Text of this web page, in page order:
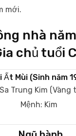
mới.
nhà
chủ tuổi
Ất Mùi (Sinh năm
Trung Kim
Mệnh: Kim